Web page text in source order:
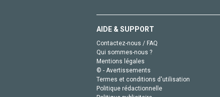
AIDE & SUPPORT
Contactez-nous / FAQ
Qui sommes-nous ?
Mentions légales
© - Avertissements
Termes et conditions d'utilisation
Politique rédactionnelle